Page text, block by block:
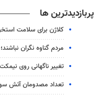
پربازدیدترین ها
کلاژن برای سلامت
مردم گناوه نگران
تغییر ناگهانی روی
تعداد مصدومان آتش سوزی